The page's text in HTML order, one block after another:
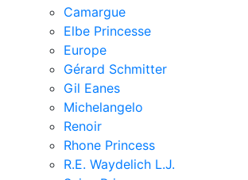
Camargue
Elbe Princesse
Europe
Gérard Schmitter
Gil Eanes
Michelangelo
Renoir
Rhone Princess
R.E. Waydelich L.J.